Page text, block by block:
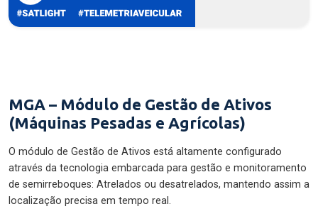
MGA – Módulo de Gestão de Ativos
(Máquinas Pesadas e Agrícolas)
O módulo de Gestão de Ativos está altamente configurado
através da tecnologia embarcada para gestão e monitoramento
de semirreboques: Atrelados ou desatrelados, mantendo assim a
localização precisa em tempo real.